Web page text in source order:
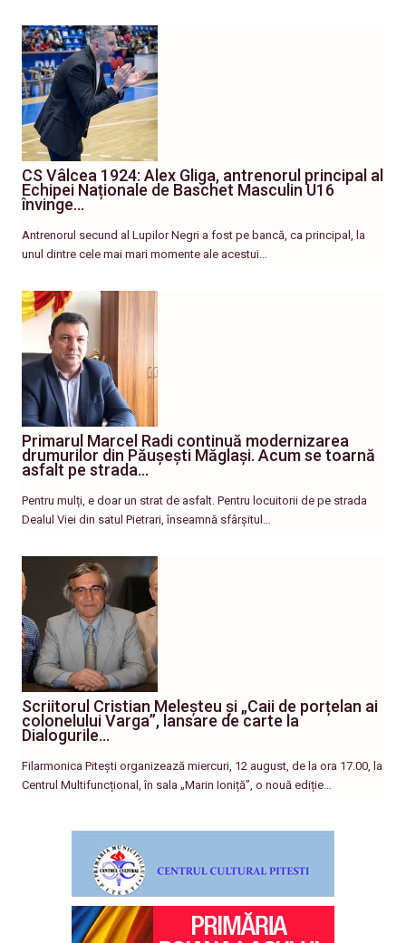
CS Vâlcea 1924: Alex Gliga, antrenorul principal al
Echipei Naționale de Baschet Masculin U16
învinge…
Antrenorul secund al Lupilor Negri a fost pe bancă, ca principal, la
unul dintre cele mai mari momente ale acestui…
Primarul Marcel Radi continuă modernizarea
drumurilor din Păușești Măglași. Acum se toarnă
asfalt pe strada…
Pentru mulți, e doar un strat de asfalt. Pentru locuitorii de pe strada
Dealul Viei din satul Pietrari, înseamnă sfârșitul…
Scriitorul Cristian Meleșteu și „Caii de porțelan ai
colonelului Varga”, lansare de carte la
Dialogurile…
Filarmonica Pitești organizează miercuri, 12 august, de la ora 17.00, la
Centrul Multifuncțional, în sala „Marin Ioniță”, o nouă ediție…